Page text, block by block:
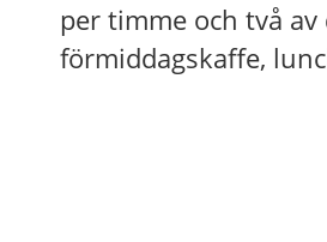
per timme och två
förmiddagskaffe,